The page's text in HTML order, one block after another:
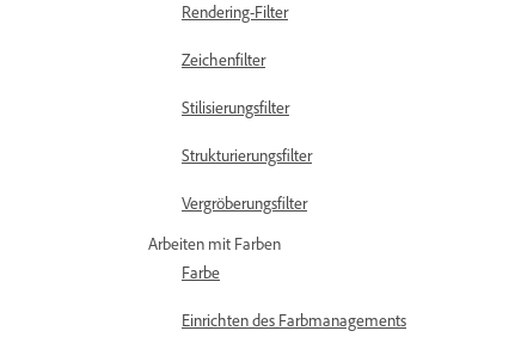
Rendering-Filter
Zeichenfilter
Stilisierungsfilter
Strukturierungsfilter
Vergröberungsfilter
Arbeiten mit Farben
Farbe
Einrichten des Farbmanagements